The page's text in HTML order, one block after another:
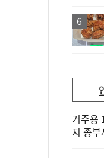
거주용
지 종